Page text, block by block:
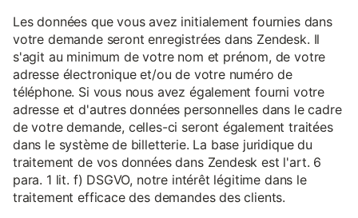
Les données que vous avez initialement fournies dans
votre demande seront enregistrées dans Zendesk. Il
s'agit au minimum de votre nom et prénom, de votre
adresse électronique et/ou de votre numéro de
téléphone. Si vous nous avez également fourni votre
adresse et d'autres données personnelles dans le cadre
de votre demande, celles-ci seront également traitées
dans le système de billetterie. La base juridique du
traitement de vos données dans Zendesk est l'art. 6
para. 1 lit. f) DSGVO, notre intérêt légitime dans le
traitement efficace des demandes des clients.